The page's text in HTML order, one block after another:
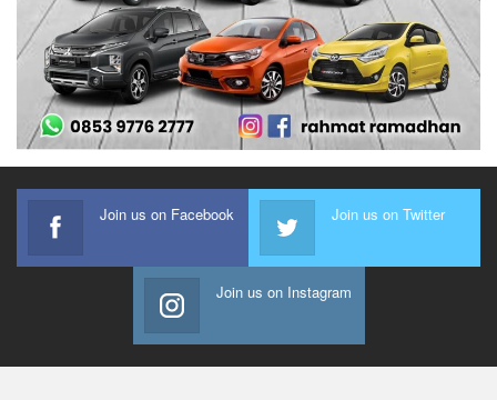
Join us on Facebook Join us on Twitter
Join us on Instagram